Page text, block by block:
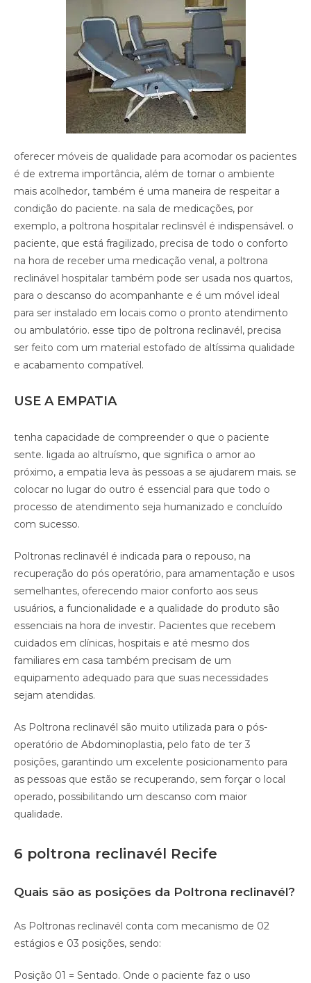
oferecer móveis de qualidade para acomodar os pacientes
é de extrema importância, além de tornar o ambiente
mais acolhedor, também é uma maneira de respeitar a
condição do paciente. na sala de medicações, por
exemplo, a poltrona hospitalar reclinsvél é indispensável. o
paciente, que está fragilizado, precisa de todo o conforto
na hora de receber uma medicação venal, a poltrona
reclinável hospitalar também pode ser usada nos quartos,
para o descanso do acompanhante e é um móvel ideal
para ser instalado em locais como o pronto atendimento
ou ambulatório. esse tipo de poltrona reclinavél, precisa
ser feito com um material estofado de altíssima qualidade
e acabamento compatível.
USE A EMPATIA
tenha capacidade de compreender o que o paciente
sente. ligada ao altruísmo, que significa o amor ao
próximo, a empatia leva às pessoas a se ajudarem mais. se
colocar no lugar do outro é essencial para que todo o
processo de atendimento seja humanizado e concluído
com sucesso.
Poltronas reclinavél é indicada para o repouso, na
recuperação do pós operatório, para amamentação e usos
semelhantes, oferecendo maior conforto aos seus
usuários, a funcionalidade e a qualidade do produto são
essenciais na hora de investir. Pacientes que recebem
cuidados em clínicas, hospitais e até mesmo dos
familiares em casa também precisam de um
equipamento adequado para que suas necessidades
sejam atendidas. ⠀
As Poltrona reclinavél são muito utilizada para o pós-
operatório de Abdominoplastia, pelo fato de ter 3
posições, garantindo um excelente posicionamento para
as pessoas que estão se recuperando, sem forçar o local
operado, possibilitando um descanso com maior
qualidade.⠀
6 poltrona reclinavél Recife
Quais são as posições da Poltrona reclinavél?
As Poltronas reclinavél conta com mecanismo de 02
estágios e 03 posições, sendo:
Posição 01 = Sentado. Onde o paciente faz o uso